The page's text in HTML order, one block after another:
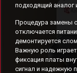
подходящий аналог
Процедура замены
отключается
демонтируется
Важную роль
фиксация платы
сигнал и надежную